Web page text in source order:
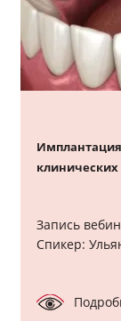
клинических
Запись
Спикер: